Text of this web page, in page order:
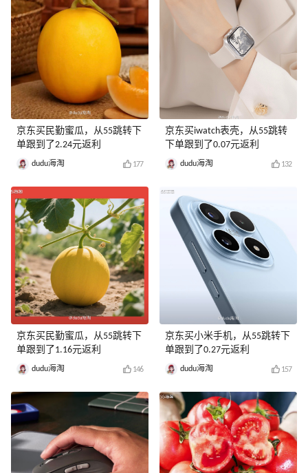
京东买民勤蜜瓜，从55跳转下
单跟到了2.24元返利
dudu海淘 177
京东买民勤蜜瓜，从55跳转下
单跟到了1.16元返利
dudu海淘 146
京东买iwatch表壳，从55跳转
下单跟到了0.07元返利
dudu海淘 132
京东买小米手机，从55跳转下
单跟到了0.27元返利
dudu海淘 157